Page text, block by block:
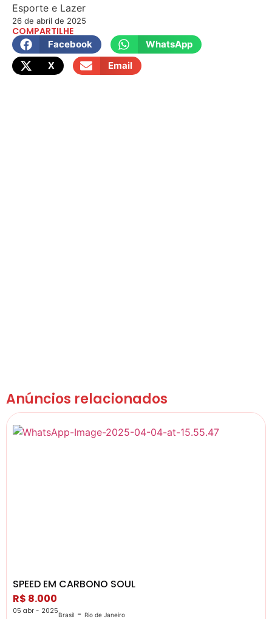
Esporte e Lazer
26 de abril de 2025
COMPARTILHE
Facebook
WhatsApp
X
Email
Anúncios relacionados
SPEED EM CARBONO SOUL
R$ 8.000
05 abr - 2025Brasil - Rio de Janeiro